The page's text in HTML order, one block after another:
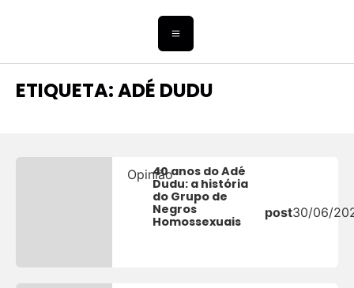
ETIQUETA: ADÉ DUDU
Opinião40 anos do Adé
Dudu: a história
do Grupo de
Negros
Homossexuais
post30/06/